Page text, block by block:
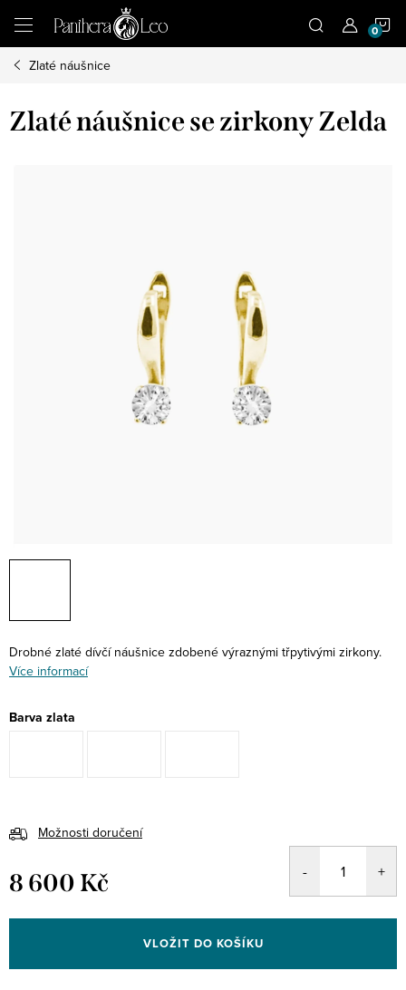
obsah
Zlaté náušnice
Zlaté náušnice se zirkony Zelda
Drobné zlaté dívčí náušnice zdobené výraznými třpytivými zirkony.
Více informací
Barva zlata
Možnosti doručení
8 600 Kč
cena:
VLOŽIT DO KOŠÍKU